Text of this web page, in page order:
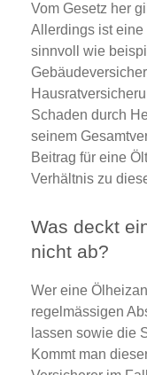
Vom Gesetz her
Allerdings ist
sinnvoll wie
Schaden durch
seinem
Beitrag für eine
Verhältnis zu
Was deckt
nicht ab?
Wer eine
regelmässigen
lassen sowie die
Kommt man